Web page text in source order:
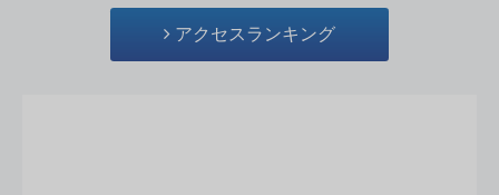
アクセスランキング